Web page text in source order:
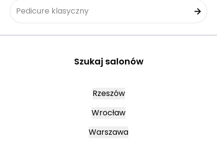
Pedicure klasyczny
Szukaj salonów
Rzeszów
Wrocław
Warszawa